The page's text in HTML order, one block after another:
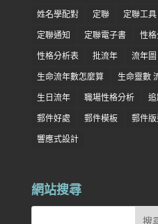
姓名學配對
定聯 定聯工具
定聯通知
定聯電子書 性
性格分析表
批流年 流年圖
生命流年數怎麼算
生命靈數
生日流年
職場性格分析
郵件好處
郵件模板 郵件版
響應式設計
網站搜尋